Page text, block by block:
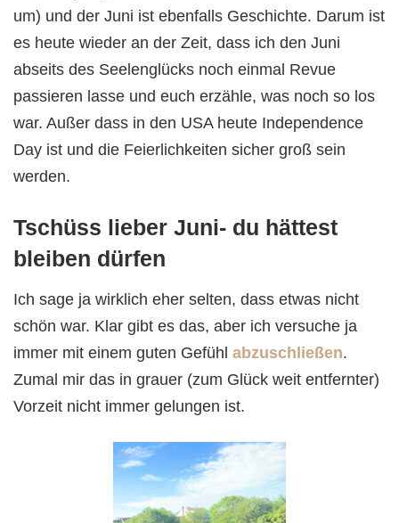
um) und der Juni ist ebenfalls Geschichte. Darum ist
es heute wieder an der Zeit, dass ich den Juni
abseits des Seelenglücks noch einmal Revue
passieren lasse und euch erzähle, was noch so los
war. Außer dass in den USA heute Independence
Day ist und die Feierlichkeiten sicher groß sein
werden.
Tschüss lieber Juni- du hättest
bleiben dürfen
Ich sage ja wirklich eher selten, dass etwas nicht
schön war. Klar gibt es das, aber ich versuche ja
immer mit einem guten Gefühl abzuschließen.
Zumal mir das in grauer (zum Glück weit entfernter)
Vorzeit nicht immer gelungen ist.